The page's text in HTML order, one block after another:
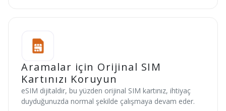
Aramalar için Orijinal SIM
Kartınızı Koruyun
eSIM dijitaldir, bu yüzden orijinal SIM kartınız, ihtiyaç
duyduğunuzda normal şekilde çalışmaya devam eder.